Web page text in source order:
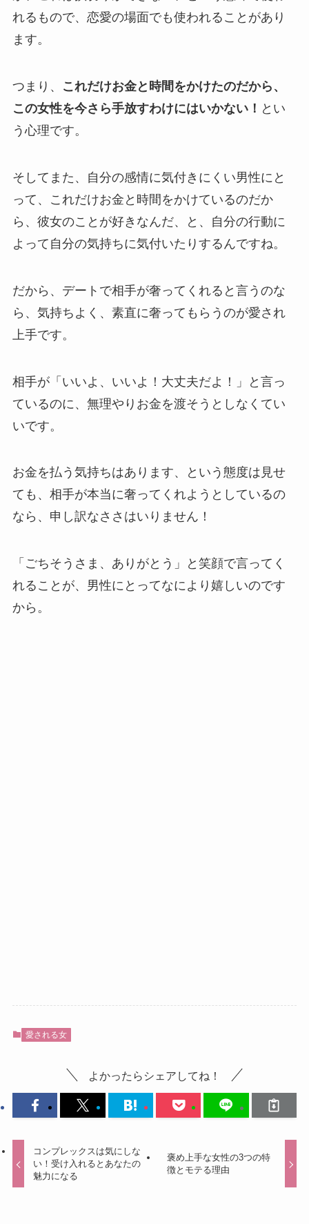
れるもので、恋愛の場面でも使われることがあり
ます。
つまり、
これだけお金と時間をかけたのだから、
この女性を今さら手放すわけにはいかない！ とい
う心理です。
そしてまた、自分の感情に気付きにくい男性にと
って、これだけお金と時間をかけているのだか
ら、彼女のことが好きなんだ、と、自分の行動に
よって自分の気持ちに気付いたりするんですね。
だから、デートで相手が奢ってくれると言うのな
ら、気持ちよく、素直に奢ってもらうのが愛され
上手です。
相手が「いいよ、いいよ！大丈夫だよ！」と言っ
ているのに、無理やりお金を渡そうとしなくてい
いです。
お金を払う気持ちはあります、という態度は見せ
ても、相手が本当に奢ってくれようとしているの
なら、申し訳なささはいりません！
「ごちそうさま、ありがとう」と笑顔で言ってく
れることが、男性にとってなにより嬉しいのです
から。
愛される女
よかったらシェアしてね！
コンプレックスは気にしな
い！受け入れるとあなたの
魅力になる
褒め上手な女性の3つの特
徴とモテる理由